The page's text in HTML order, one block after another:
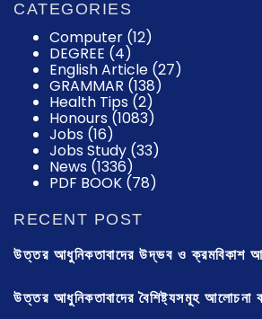
CATEGORIES
Computer (12)
DEGREE (4)
English Article (27)
GRAMMAR (138)
Health Tips (2)
Honours (1083)
Jobs (16)
Jobs Study (33)
News (1336)
PDF BOOK (78)
RECENT POST
উত্তর আধুনিকতাবাদের উদ্ভব ও ক্রমবিকাশ
উত্তর আধুনিকতাবাদের বৈশিষ্ট্যসমূহ আলোচনা